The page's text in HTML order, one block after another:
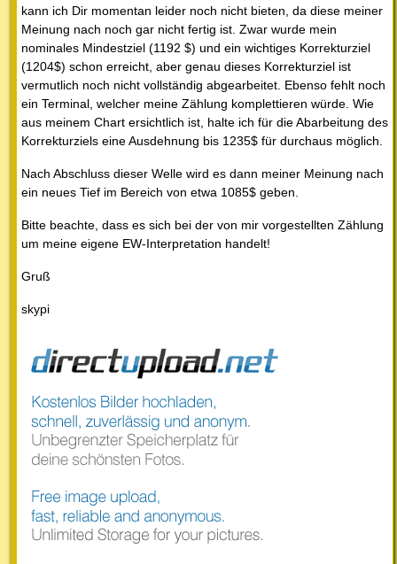
kann ich Dir momentan leider noch nicht bieten, da diese meiner
Meinung nach noch gar nicht fertig ist. Zwar wurde mein
nominales Mindestziel (1192 $) und ein wichtiges Korrekturziel
(1204$) schon erreicht, aber genau dieses Korrekturziel ist
vermutlich noch nicht vollständig abgearbeitet. Ebenso fehlt noch
ein Terminal, welcher meine Zählung komplettieren würde. Wie
aus meinem Chart ersichtlich ist, halte ich für die Abarbeitung des
Korrekturziels eine Ausdehnung bis 1235$ für durchaus möglich.
Nach Abschluss dieser Welle wird es dann meiner Meinung nach
ein neues Tief im Bereich von etwa 1085$ geben.
Bitte beachte, dass es sich bei der von mir vorgestellten Zählung
um meine eigene EW-Interpretation handelt!
Gruß
skypi